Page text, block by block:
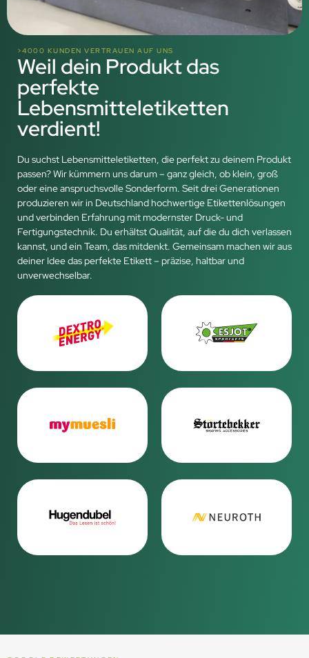
>4000 KUNDEN VERTRAUEN AUF UNS
Weil dein Produkt das
perfekte
Lebensmitteletiketten
verdient!
Du suchst Lebensmitteletiketten, die perfekt zu deinem Produkt
passen? Wir kümmern uns darum – ganz gleich, ob klein, groß
oder eine anspruchsvolle Sonderform. Seit drei Generationen
produzieren wir in Deutschland hochwertige Etikettenlösungen
und verbinden Erfahrung mit modernster Druck- und
Fertigungstechnik. Du erhältst Qualität, auf die du dich verlassen
kannst, und ein Team, das mitdenkt. Gemeinsam machen wir aus
deiner Idee das perfekte Etikett – präzise, haltbar und
unverwechselbar.